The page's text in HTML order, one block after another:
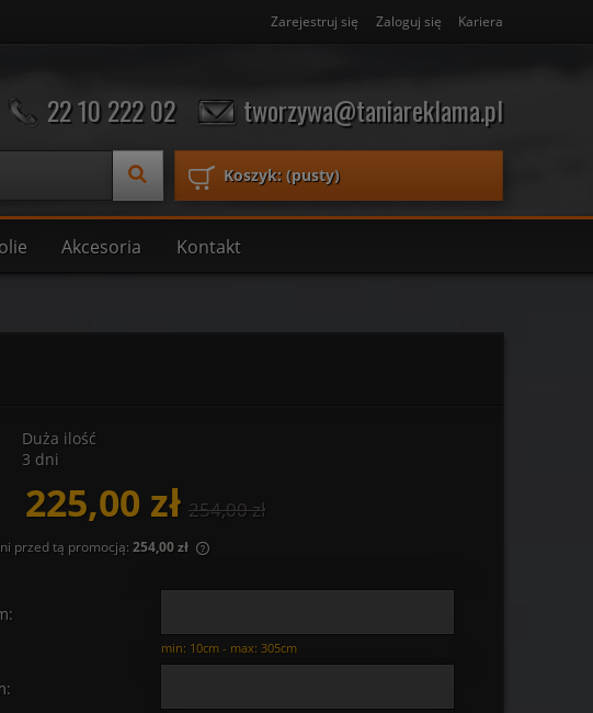
Zarejestruj się Zaloguj się Kariera
22 10 222 02 tworzywa@taniareklama.pl
Koszyk: (pusty)
Akcesoria Kontakt
Duża ilość
3 dni
225,00 zł 254,00 zł
przed tą promocją: 254,00 zł
jest sprzedawany krócej niż
jest najniższa cena od
produkt pojawił się w
min: 10cm - max: 305cm